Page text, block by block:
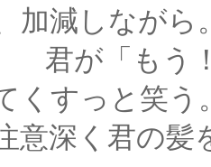
加減しながら
！」と、
くすっと笑
意深く君の髪